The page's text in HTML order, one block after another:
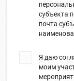
персональные данные: фамилия,
субъекта персональных данных, электроная
почта
Я даю
моим